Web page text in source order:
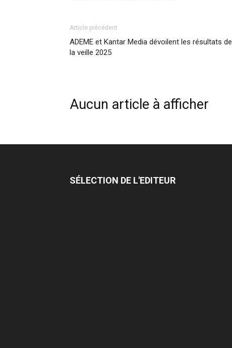
Article précédent
ADEME et Kantar Media dévoilent les résultats de
la veille 2025
Aucun article à afficher
SÉLECTION DE L'EDITEUR